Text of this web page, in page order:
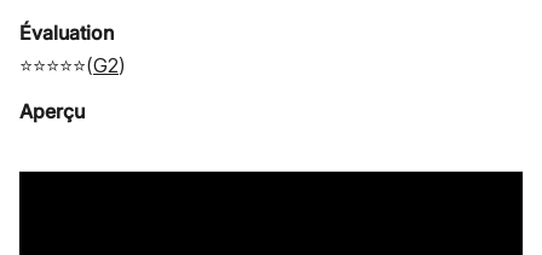
Évaluation
⭐⭐⭐⭐⭐(G2)
Aperçu